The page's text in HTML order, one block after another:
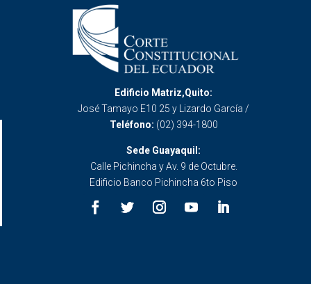
Edificio Matriz,Quito:
José Tamayo E10 25 y Lizardo García /
Teléfono: (02) 394-1800
Sede Guayaquil:
Calle Pichincha y Av. 9 de Octubre.
Edificio Banco Pichincha 6to Piso